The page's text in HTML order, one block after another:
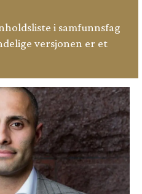
i samfunnsfag
versjonen er et